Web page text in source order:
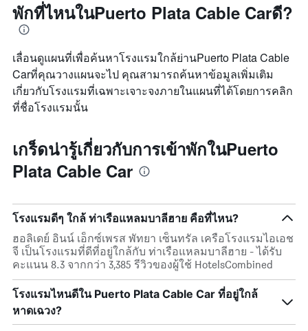
พักที่ไหนในPuerto Plata Cable Carดี?
เลื่อนดูแผนที่เพื่อค้นหาโรงแรมใกล้ย่านPuerto Plata Cable
Carที่คุณวางแผนจะไป คุณสามารถค้นหาข้อมูลเพิ่มเติม
เกี่ยวกับโรงแรมที่เฉพาะเจาะจงภายในแผนที่ได้โดยการคลิก
ที่ชื่อโรงแรมนั้น
เกร็ดน่ารู้เกี่ยวกับการเข้าพักในPuerto
Plata Cable Car
โรงแรมดีๆ ใกล้ ท่าเรือแหลมบาลีฮาย คือที่ไหน?
ฮอลิเดย์ อินน์ เอ็กซ์เพรส พัทยา เซ็นทรัล เครือโรงแรมไอเอช
จี เป็นโรงแรมที่ดีที่อยู่ใกล้กับ ท่าเรือแหลมบาลีฮาย - ได้รับ
คะแนน 8.3 จากกว่า 3,385 รีวิวของผู้ใช้ HotelsCombined
โรงแรมไหนดีใน Puerto Plata Cable Car ที่อยู่ใกล้
หาดเฉวง?